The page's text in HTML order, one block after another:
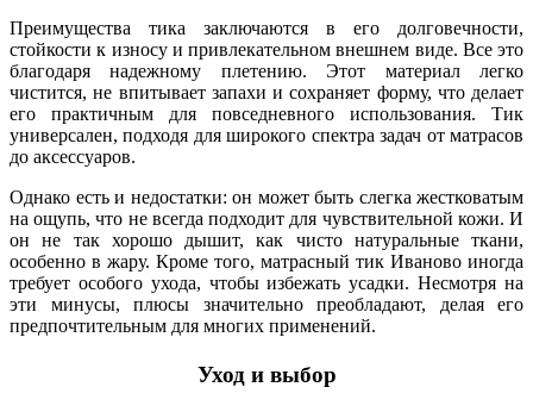
Преимущества тика заключаются в его долговечности,
стойкости к износу и привлекательном внешнем виде. Все это
благодаря надежному плетению. Этот материал легко
чистится, не впитывает запахи и сохраняет форму, что делает
его практичным для повседневного использования. Тик
универсален, подходя для широкого спектра задач от матрасов
до аксессуаров.
Однако есть и недостатки: он может быть слегка жестковатым
на ощупь, что не всегда подходит для чувствительной кожи. И
он не так хорошо дышит, как чисто натуральные ткани,
особенно в жару. Кроме того, матрасный тик Иваново иногда
требует особого ухода, чтобы избежать усадки. Несмотря на
эти минусы, плюсы значительно преобладают, делая его
предпочтительным для многих применений.
Уход и выбор